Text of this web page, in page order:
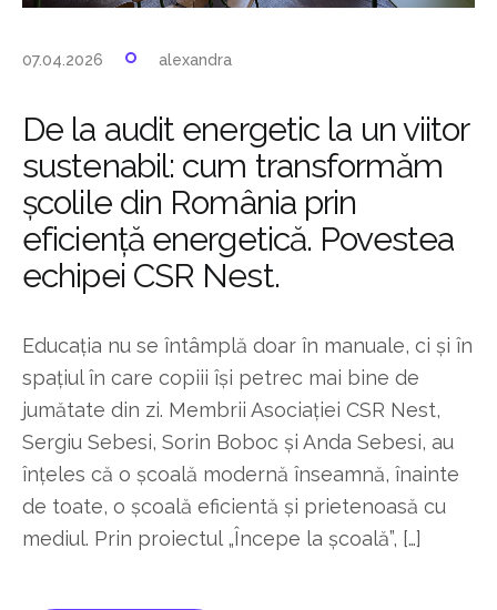
07.04.2026 alexandra
De la audit energetic la un viitor
sustenabil: cum transformăm
școlile din România prin
eficiență energetică. Povestea
echipei CSR Nest.
Educația nu se întâmplă doar în manuale, ci și în
spațiul în care copiii își petrec mai bine de
jumătate din zi. Membrii Asociației CSR Nest,
Sergiu Sebesi, Sorin Boboc și Anda Sebesi, au
înțeles că o școală modernă înseamnă, înainte
de toate, o școală eficientă și prietenoasă cu
mediul. Prin proiectul „Începe la școală”, […]